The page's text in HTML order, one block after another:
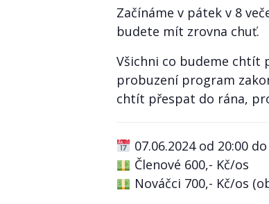
Začínáme v pátek v 8
budete mít zrovna chuť.
Všichni co budeme chtít
probuzení program
chtít přespat do rána,
07.06.2024 od 20:00
Členové 600,- Kč/os
Nováčci 700,- Kč/os